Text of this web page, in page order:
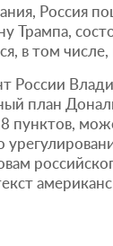
Россия
Трампа,
в том
России
план
пунктов,